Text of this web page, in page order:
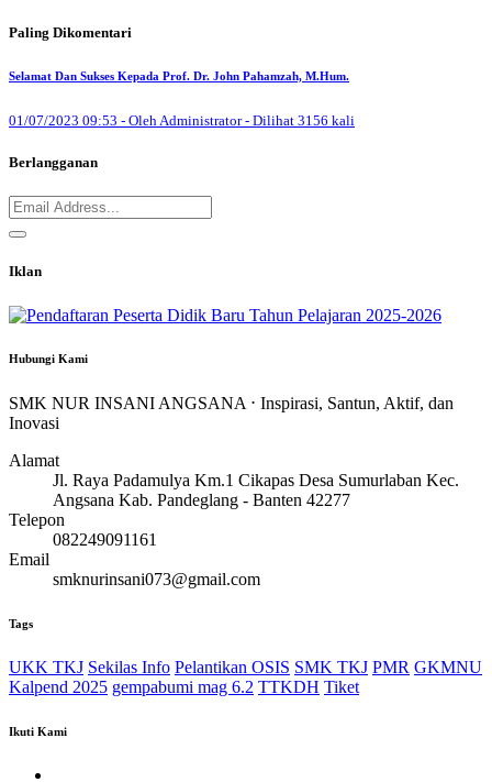
Paling Dikomentari
Selamat Dan Sukses Kepada Prof. Dr. John Pahamzah, M.Hum.
01/07/2023 09:53 - Oleh Administrator - Dilihat 3156 kali
Berlangganan
Iklan
Hubungi Kami
SMK NUR INSANI ANGSANA ⋅ Inspirasi, Santun, Aktif, dan
Inovasi
Alamat
Jl. Raya Padamulya Km.1 Cikapas Desa Sumurlaban Kec.
Angsana Kab. Pandeglang - Banten 42277
Telepon
082249091161
Email
smknurinsani073@gmail.com
Tags
UKK TKJ Sekilas Info Pelantikan OSIS SMK TKJ PMR GKMNU
Kalpend 2025 gempabumi mag 6.2 TTKDH Tiket
Ikuti Kami